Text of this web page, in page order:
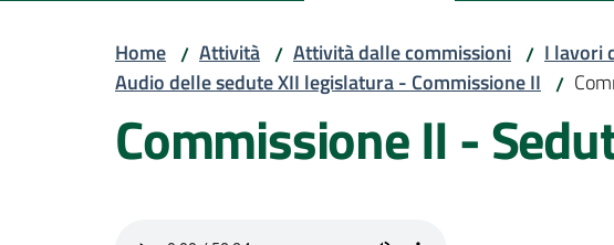
Home / Attività / Attività dalle commissioni / I lavori
Audio delle sedute XII legislatura - Commissione II /
Commissione II -